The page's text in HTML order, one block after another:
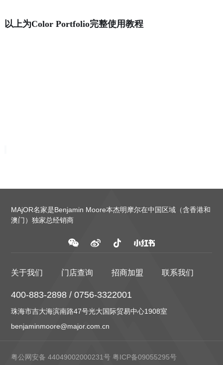
以上为Color Portfolio完整使用教程
MAjOR名家是Benjamin Moore本杰明摩尔在中国区域（含香港和
澳门）独家总经销商
关于我们 门店查询 招商加盟 联系我们
400-883-2898 / 0756-3322001
珠海市吉大海滨南路47号光大国际贸易中心1908室
benjaminmoore@major.com.cn
粤公网安备 44049002000231号 粤ICP备09055295号